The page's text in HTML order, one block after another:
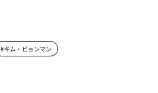
#キム・ビョンマン